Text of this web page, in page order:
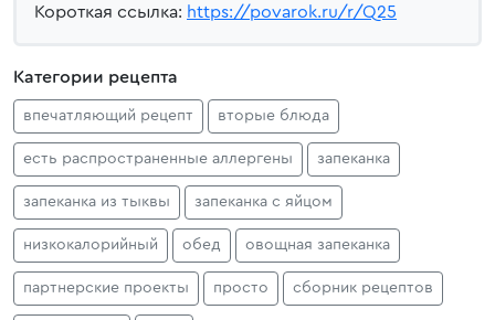
Короткая ссылка: https://povarok.ru/r/Q25
Категории рецепта
впечатляющий рецепт вторые блюда
есть распространенные аллергены запеканка
запеканка из тыквы запеканка с яйцом
низкокалорийный обед овощная запеканка
партнерские проекты просто сборник рецептов